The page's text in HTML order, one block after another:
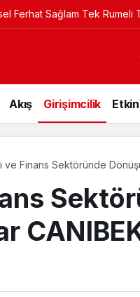
Konuk Oldu
Akış Girişimcilik
ve Finans Sektöründe